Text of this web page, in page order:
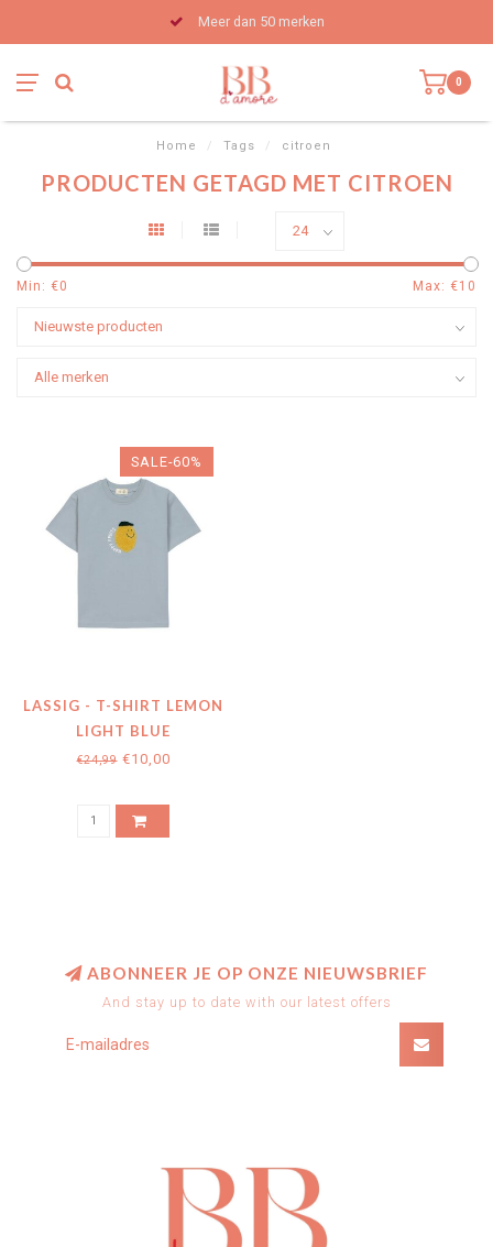
Meer dan 50 merken
0
Home / Tags / citroen
PRODUCTEN GETAGD MET CITROEN
Min: €0 Max: €10
SALE-60%
LASSIG - T-SHIRT LEMON
LIGHT BLUE
€24,99€10,00
ABONNEER JE OP ONZE NIEUWSBRIEF
And stay up to date with our latest offers